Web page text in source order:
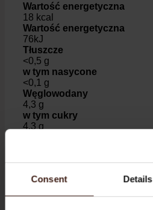
Consent Details
Wartość energetyczna
18 kcal
Wartość energetyczna
76kJ
Tłuszcze
<0,5 g
w tym nasycone
<0,1 g
Węglowodany
4,3 g
w tym cukry
4,3 g